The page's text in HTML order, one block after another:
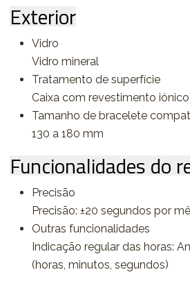
Exterior
Vidro
Vidro mineral
Tratamento de superfície
Caixa com revestimento
Tamanho de bracelete
130 a 180 mm
Funcionalidades do
Precisão
Precisão: ±20 segundos por
Outras funcionalidades
Indicação regular das horas:
(horas, minutos, segundos)